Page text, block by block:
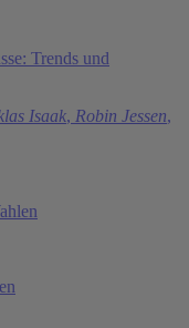
Trends und
Isaak, Robin Jessen,